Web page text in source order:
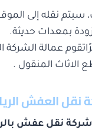
سيتم نقله إلى
بمعدات حديثة.
عمالة
المنقول .
نقل العفش
نقل عفش